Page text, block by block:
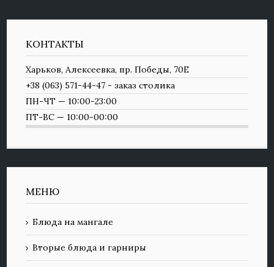
КОНТАКТЫ
Харьков, Алексеевка, пр. Победы, 70Е
+38 (063) 571-44-47 - заказ столика
ПН-ЧТ — 10:00-23:00
ПТ-ВС — 10:00-00:00
МЕНЮ
Блюда на мангале
Вторые блюда и гарниры